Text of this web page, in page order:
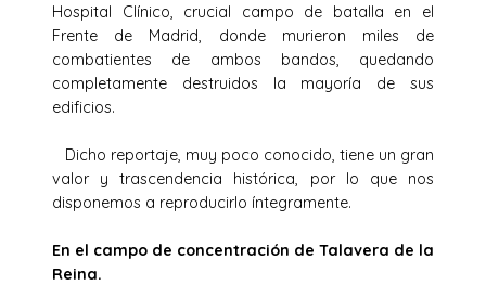
Hospital Clínico, crucial campo de batalla en el
Frente de Madrid, donde murieron miles de
combatientes de ambos bandos, quedando
completamente destruidos la mayoría de sus
edificios.
Dicho reportaje, muy poco conocido, tiene un gran
valor y trascendencia histórica, por lo que nos
disponemos a reproducirlo íntegramente.
En el campo de concentración de Talavera de la
Reina.